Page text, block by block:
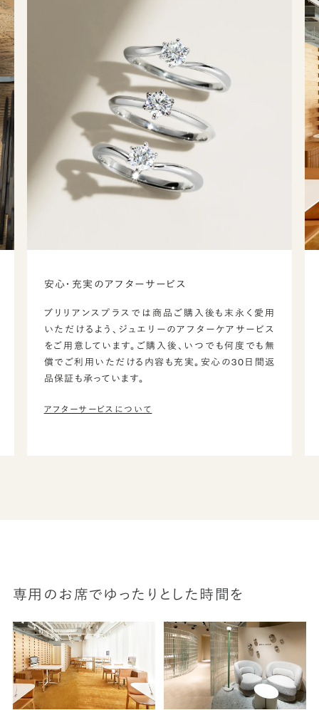
安心・充実のアフターサービス
ブリリアンスプラスでは商品ご購入後も末永く愛用
いただけるよう、ジュエリーのアフターケアサービス
をご用意しています。ご購入後、いつでも何度でも無
償でご利用いただける内容も充実。安心の30日間返
品保証も承っています。
アフターサービスについて
専用のお席でゆったりとした時間を